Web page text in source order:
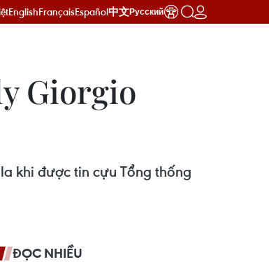
EnglishFrançaisEspañol中文Русский
Giorgio
khi được tin cựu Tổng thống
ĐỌC NHIỀU